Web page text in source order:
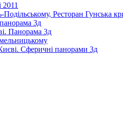
Ресторан Гунська
3д
Панорама 3д
Сферичні панорами 3д